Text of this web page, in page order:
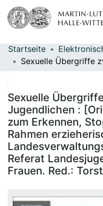
Bereiche & Sammlungen
Statistiken
Startseite
Sexuelle
Jugendlichen :
zum Erkennen,
Rahmen
Referat
Frauen. Red.: